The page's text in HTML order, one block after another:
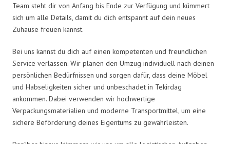
Team steht dir von Anfang bis Ende zur Verfügung und kümmert
sich um alle Details, damit du dich entspannt auf dein neues
Zuhause freuen kannst.
Bei uns kannst du dich auf einen kompetenten und freundlichen
Service verlassen. Wir planen den Umzug individuell nach deinen
persönlichen Bedürfnissen und sorgen dafür, dass deine Möbel
und Habseligkeiten sicher und unbeschadet in Tekirdag
ankommen. Dabei verwenden wir hochwertige
Verpackungsmaterialien und moderne Transportmittel, um eine
sichere Beförderung deines Eigentums zu gewährleisten.